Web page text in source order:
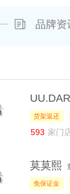
品牌资
货架返还
593 家门
莫莫熙
免保证金